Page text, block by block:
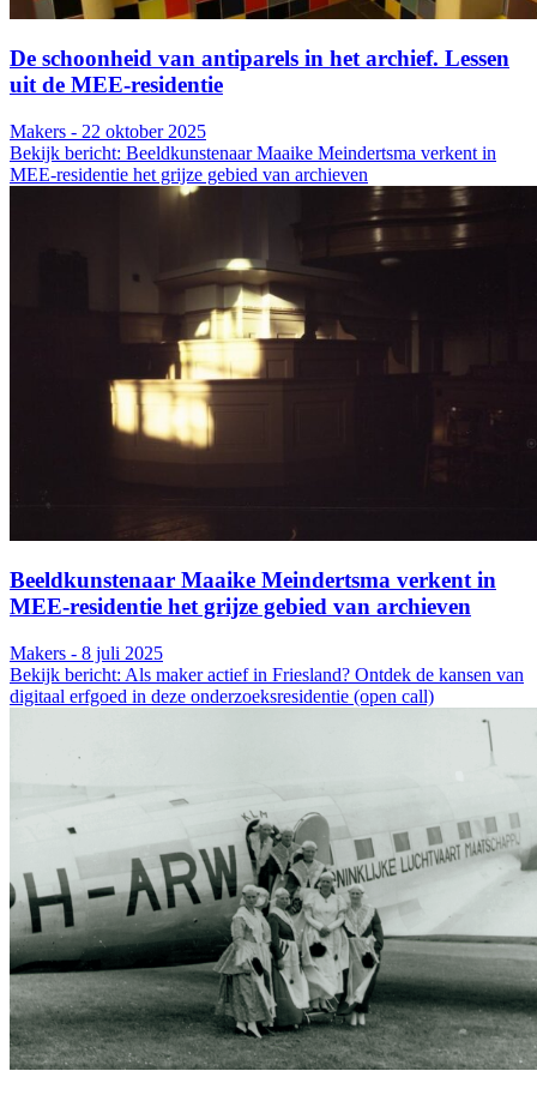
De schoonheid van antiparels in het archief. Lessen
uit de MEE-residentie
Makers - 22 oktober 2025
Bekijk bericht: Beeldkunstenaar Maaike Meindertsma verkent in
MEE-residentie het grijze gebied van archieven
Beeldkunstenaar Maaike Meindertsma verkent in
MEE-residentie het grijze gebied van archieven
Makers - 8 juli 2025
Bekijk bericht: Als maker actief in Friesland? Ontdek de kansen van
digitaal erfgoed in deze onderzoeksresidentie (open call)